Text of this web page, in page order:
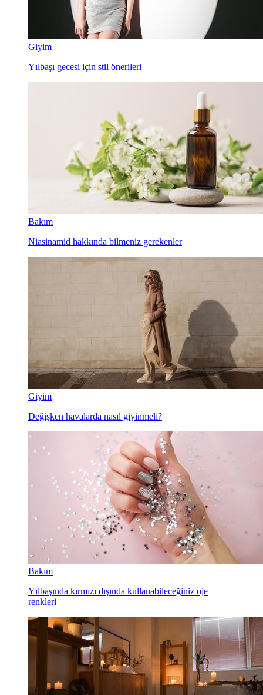
Giyim
Yılbaşı gecesi için stil önerileri
Bakım
Niasinamid hakkında bilmeniz gerekenler
Giyim
Değişken havalarda nasıl giyinmeli?
Bakım
Yılbaşında kırmızı dışında kullanabileceğiniz oje
renkleri